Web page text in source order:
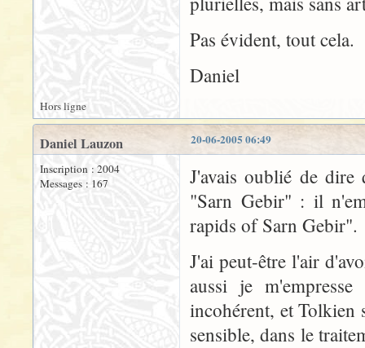
Pas évident, tout cela.
Daniel
Hors ligne
20-06-2005 06:49
Daniel Lauzon
Inscription : 2004
Messages : 167
J'avais oublié de
"Sarn Gebir" : il
rapids of Sarn Gebir".
J'ai peut-être l'air
aussi je
incohérent, et Tolkien
sensible, dans le